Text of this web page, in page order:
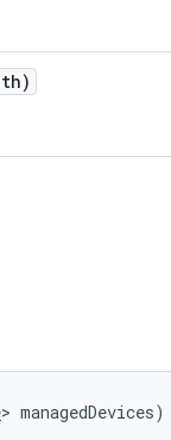
> managedDevices)